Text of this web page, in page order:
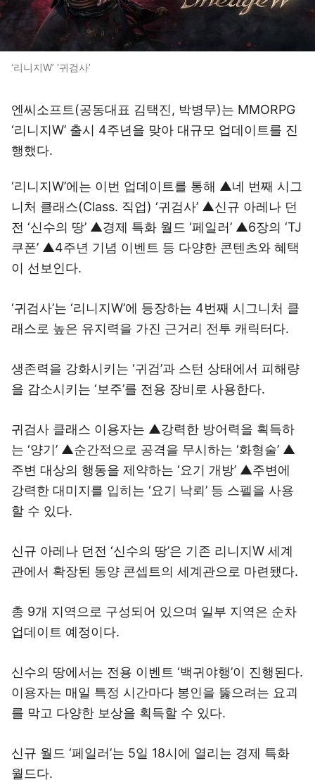
‘리니지W’ ‘귀검사’
엔씨소프트(공동대표 김택진, 박병무)는 MMORPG
‘리니지W’ 출시 4주년을 맞아 대규모 업데이트를 진
행했다.
‘리니지W’에는 이번 업데이트를 통해 ▲네 번째 시그
니처 클래스(Class. 직업) ‘귀검사’ ▲신규 아레나 던
전 ‘신수의 땅’ ▲경제 특화 월드 ‘페일러’ ▲6장의 ‘TJ
쿠폰’ ▲4주년 기념 이벤트 등 다양한 콘텐츠와 혜택
이 선보인다.
‘귀검사’는 ‘리니지W’에 등장하는 4번째 시그니처 클
래스로 높은 유지력을 가진 근거리 전투 캐릭터다.
생존력을 강화시키는 ‘귀검’과 스턴 상태에서 피해량
을 감소시키는 ‘보주’를 전용 장비로 사용한다.
귀검사 클래스 이용자는 ▲강력한 방어력을 획득하
는 ‘양기’ ▲순간적으로 공격을 무시하는 ‘화형술’ ▲
주변 대상의 행동을 제약하는 ‘요기 개방’ ▲주변에
강력한 대미지를 입히는 ‘요기 낙뢰’ 등 스펠을 사용
할 수 있다.
신규 아레나 던전 ‘신수의 땅’은 기존 리니지W 세계
관에서 확장된 동양 콘셉트의 세계관으로 마련됐다.
총 9개 지역으로 구성되어 있으며 일부 지역은 순차
업데이트 예정이다.
신수의 땅에서는 전용 이벤트 ‘백귀야행’이 진행된다.
이용자는 매일 특정 시간마다 봉인을 뚫으려는 요괴
를 막고 다양한 보상을 획득할 수 있다.
신규 월드 ‘페일러’는 5일 18시에 열리는 경제 특화
월드다.